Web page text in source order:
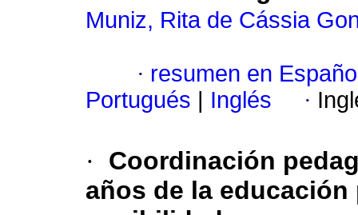
Muniz, Rita de Cássia
· resumen en
Portugués
Inglés ·
·
Coordinación
años de la